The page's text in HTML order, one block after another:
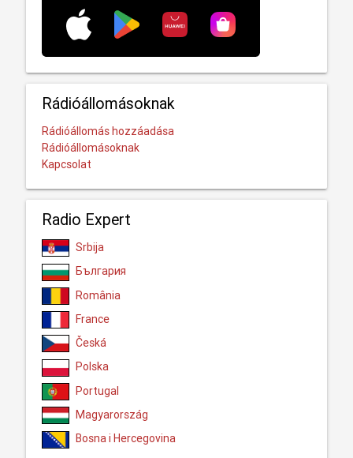
Rádióállomásoknak
Rádióállomás hozzáadása
Rádióállomásoknak
Kapcsolat
Radio Expert
Srbija
България
România
France
Česká
Polska
Portugal
Magyarország
Bosna i Hercegovina